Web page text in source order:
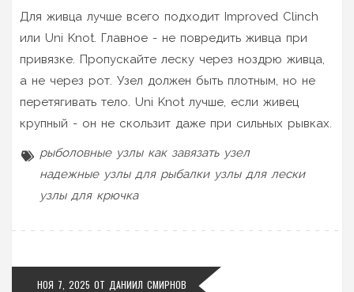
Для живца лучше всего подходит Improved Clinch
или Uni Knot. Главное - не повредить живца при
привязке. Пропускайте леску через ноздрю живца,
а не через рот. Узел должен быть плотным, но не
перетягивать тело. Uni Knot лучше, если живец
крупный - он не скользит даже при сильных рывках.
рыболовные узлы как завязать узел
надежные узлы для рыбалки узлы для лески
узлы для крючка
НОЯ 7, 2025 ОТ ДАНИИЛ СМИРНОВ